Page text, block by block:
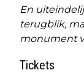
En
terugblik,
monument
Tickets